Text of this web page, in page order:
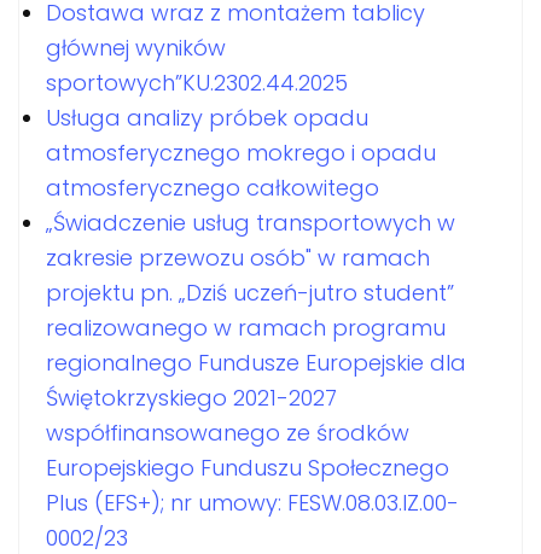
Dostawa wraz z montażem tablicy
głównej wyników
sportowych”KU.2302.44.2025
Usługa analizy próbek opadu
atmosferycznego mokrego i opadu
atmosferycznego całkowitego
„Świadczenie usług transportowych w
zakresie przewozu osób" w ramach
projektu pn. „Dziś uczeń-jutro student”
realizowanego w ramach programu
regionalnego Fundusze Europejskie dla
Świętokrzyskiego 2021-2027
współfinansowanego ze środków
Europejskiego Funduszu Społecznego
Plus (EFS+); nr umowy: FESW.08.03.IZ.00-
0002/23